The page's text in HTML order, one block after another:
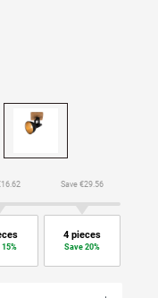
15%
Save €29.56
4 pieces
Save 20%